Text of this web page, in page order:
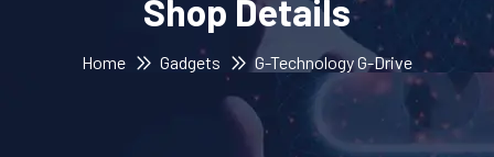
Shop Details
Home Gadgets G-Technology G-Drive